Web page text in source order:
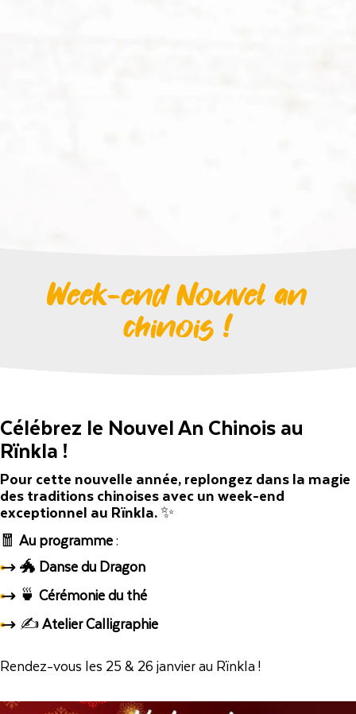
Week-end Nouvel an
chinois !
Célébrez le Nouvel An Chinois au
Rïnkla !
Pour cette nouvelle année, replongez dans la magie
des traditions chinoises avec un week-end
exceptionnel au Rïnkla. ✨
🧧 Au programme:
🐲 Danse du Dragon
🍵 Cérémonie du thé
✍️Atelier Calligraphie
Rendez-vous les 25 & 26 janvier au Rïnkla !